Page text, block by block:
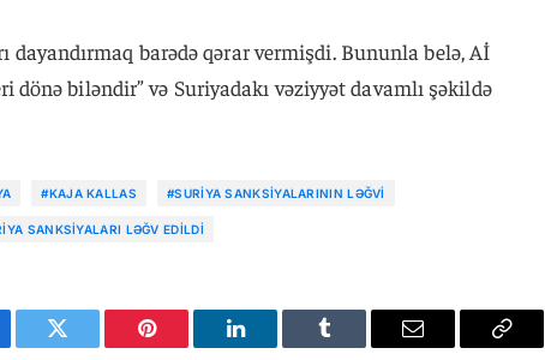
barədə qərar vermişdi. Bununla belə, Aİ
biləndir” və Suriyadakı vəziyyət davamlı şəkildə
#KAJA KALLAS #SURIYA SANKSIYALARININ LƏĞVI
SANKSIYALARI LƏĞV EDILDI
Twitter Pinterest LinkedIn Tumblr Email
Copy